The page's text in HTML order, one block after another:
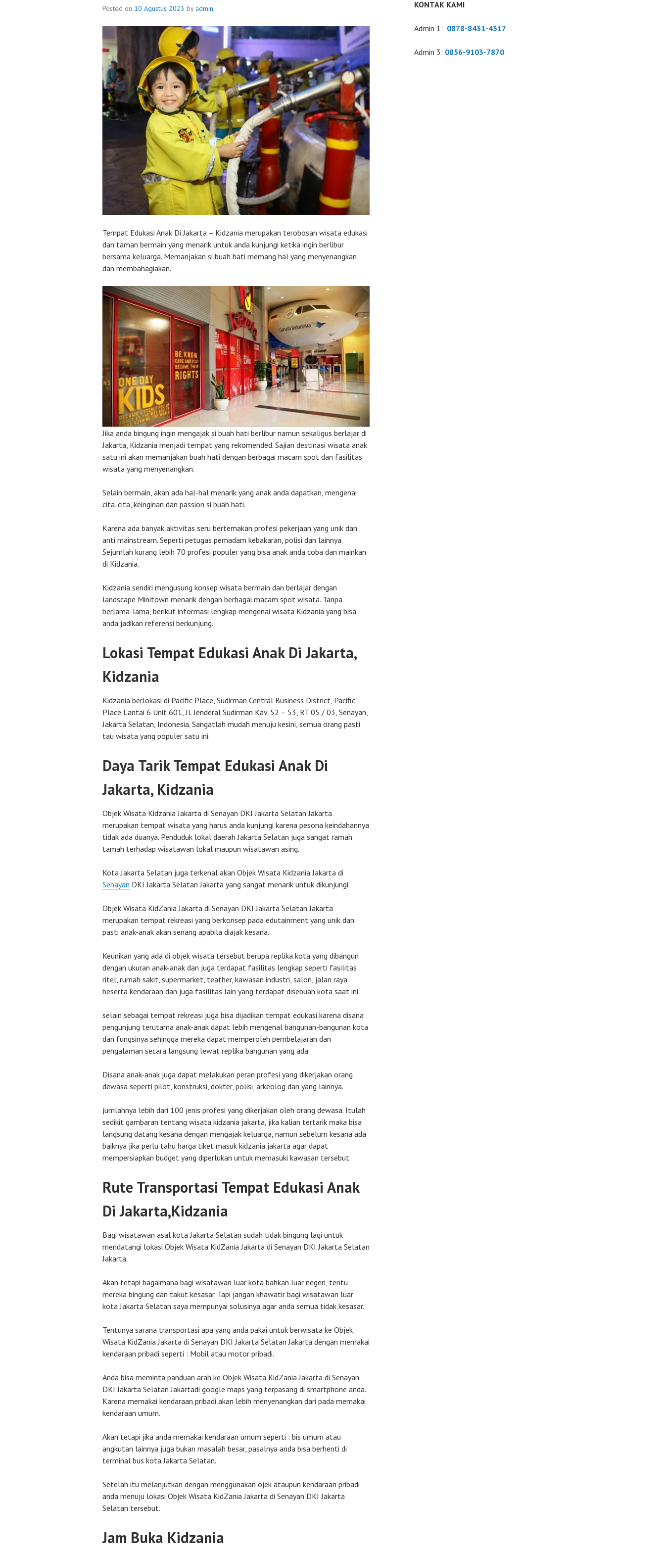
Posted on 10 Agustus 2023 by admin
Tempat Edukasi Anak Di Jakarta – Kidzania merupakan terobosan wisata edukasi
dan taman bermain yang menarik untuk anda kunjungi ketika ingin berlibur
bersama keluarga. Memanjakan si buah hati memang hal yang menyenangkan
dan membahagiakan.
Jika anda bingung ingin mengajak si buah hati berlibur namun sekaligus berlajar di
Jakarta, Kidzania menjadi tempat yang rekomended. Sajian destinasi wisata anak
satu ini akan memanjakan buah hati dengan berbagai macam spot dan fasilitas
wisata yang menyenangkan.
Selain bermain, akan ada hal-hal menarik yang anak anda dapatkan, mengenai
cita-cita, keinginan dan passion si buah hati.
Karena ada banyak aktivitas seru bertemakan profesi pekerjaan yang unik dan
anti mainstream. Seperti petugas pemadam kebakaran, polisi dan lainnya.
Sejumlah kurang lebih 70 profesi populer yang bisa anak anda coba dan mainkan
di Kidzania.
Kidzania sendiri mengusung konsep wisata bermain dan berlajar dengan
landscape Minitown menarik dengan berbagai macam spot wisata. Tanpa
berlama-lama, berikut informasi lengkap mengenai wisata Kidzania yang bisa
anda jadikan referensi berkunjung.
Lokasi Tempat Edukasi Anak Di Jakarta,
Kidzania
Kidzania berlokasi di Pacific Place, Sudirman Central Business District, Pacific
Place Lantai 6 Unit 601, Jl. Jenderal Sudirman Kav. 52 – 53, RT 05 / 03, Senayan,
Jakarta Selatan, Indonesia. Sangatlah mudah menuju kesini, semua orang pasti
tau wisata yang populer satu ini.
Daya Tarik Tempat Edukasi Anak Di
Jakarta, Kidzania
Objek Wisata Kidzania Jakarta di Senayan DKI Jakarta Selatan Jakarta
merupakan tempat wisata yang harus anda kunjungi karena pesona keindahannya
tidak ada duanya. Penduduk lokal daerah Jakarta Selatan juga sangat ramah
tamah terhadap wisatawan lokal maupun wisatawan asing.
Kota Jakarta Selatan juga terkenal akan Objek Wisata Kidzania Jakarta di
Senayan DKI Jakarta Selatan Jakarta yang sangat menarik untuk dikunjungi.
Objek Wisata KidZania Jakarta di Senayan DKI Jakarta Selatan Jakarta
merupakan tempat rekreasi yang berkonsep pada edutainment yang unik dan
pasti anak-anak akan senang apabila diajak kesana.
Keunikan yang ada di objek wisata tersebut berupa replika kota yang dibangun
dengan ukuran anak-anak dan juga terdapat fasilitas lengkap seperti fasilitas
ritel, rumah sakit, supermarket, teather, kawasan industri, salon, jalan raya
beserta kendaraan dan juga fasilitas lain yang terdapat disebuah kota saat ini.
selain sebagai tempat rekreasi juga bisa dijadikan tempat edukasi karena disana
pengunjung terutama anak-anak dapat lebih mengenal bangunan-bangunan kota
dan fungsinya sehingga mereka dapat memperoleh pembelajaran dan
pengalaman secara langsung lewat replika bangunan yang ada.
Disana anak-anak juga dapat melakukan peran profesi yang dikerjakan orang
dewasa seperti pilot, konstruksi, dokter, polisi, arkeolog dan yang lainnya.
jumlahnya lebih dari 100 jenis profesi yang dikerjakan oleh orang dewasa. Itulah
sedikit gambaran tentang wisata kidzania jakarta, jika kalian tertarik maka bisa
langsung datang kesana dengan mengajak keluarga, namun sebelum kesana ada
baiknya jika perlu tahu harga tiket masuk kidzania jakarta agar dapat
mempersiapkan budget yang diperlukan untuk memasuki kawasan tersebut.
Rute Transportasi Tempat Edukasi Anak
Di Jakarta,Kidzania
Bagi wisatawan asal kota Jakarta Selatan sudah tidak bingung lagi untuk
mendatangi lokasi Objek Wisata KidZania Jakarta di Senayan DKI Jakarta Selatan
Jakarta.
Akan tetapi bagaimana bagi wisatawan luar kota bahkan luar negeri, tentu
mereka bingung dan takut kesasar. Tapi jangan khawatir bagi wisatawan luar
kota Jakarta Selatan saya mempunyai solusinya agar anda semua tidak kesasar.
Tentunya sarana transportasi apa yang anda pakai untuk berwisata ke Objek
Wisata KidZania Jakarta di Senayan DKI Jakarta Selatan Jakarta dengan memakai
kendaraan pribadi seperti : Mobil atau motor pribadi.
Anda bisa meminta panduan arah ke Objek Wisata KidZania Jakarta di Senayan
DKI Jakarta Selatan Jakartadi google maps yang terpasang di smartphone anda.
Karena memakai kendaraan pribadi akan lebih menyenangkan dari pada memakai
kendaraan umum.
Akan tetapi jika anda memakai kendaraan umum seperti : bis umum atau
angkutan lainnya juga bukan masalah besar, pasalnya anda bisa berhenti di
terminal bus kota Jakarta Selatan.
Setelah itu melanjutkan dengan menggunakan ojek ataupun kendaraan pribadi
anda menuju lokasi Objek Wisata KidZania Jakarta di Senayan DKI Jakarta
Selatan tersebut.
Jam Buka Kidzania
KONTAK KAMI
Admin 1: 0878-8431-4317
Admin 3: 0856-9103-7870